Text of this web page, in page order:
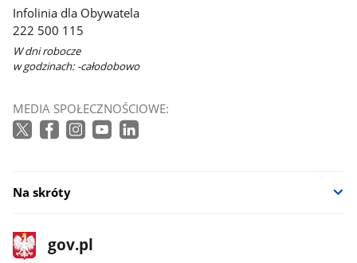
Infolinia dla Obywatela
222 500 115
W dni robocze
w godzinach: -całodobowo
MEDIA SPOŁECZNOŚCIOWE:
Na skróty
stopka
gov.pl
Strona
gov.pl